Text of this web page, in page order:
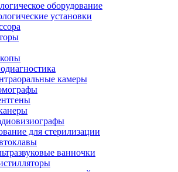
оборудование
установки
камеры
для стерилизации
ванночки